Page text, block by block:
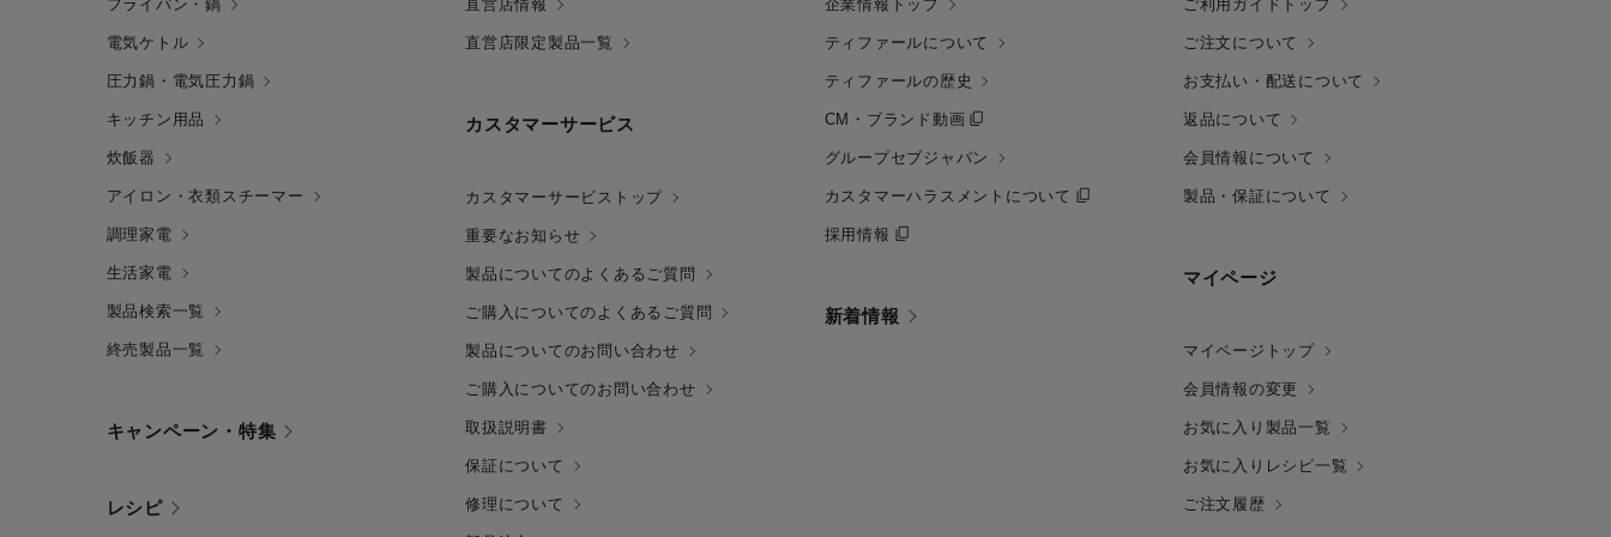
フライパン・鍋
電気ケトル
圧力鍋・電気圧力鍋
キッチン用品
炊飯器
アイロン・衣類スチーマー
調理家電
生活家電
製品検索一覧
終売製品一覧
キャンペーン・特集
レシピ
直営店情報
直営店限定製品一覧
カスタマーサービス
カスタマーサービストップ
重要なお知らせ
製品についてのよくあるご質問
ご購入についてのよくあるご質問
製品についてのお問い合わせ
ご購入についてのお問い合わせ
取扱説明書
保証について
修理について
企業情報トップ
ティファールについて
ティファールの歴史
CM・ブランド動画
グループセブジャパン
カスタマーハラスメントについて
採用情報
新着情報
ご利用ガイドトップ
ご注文について
お支払い・配送について
返品について
会員情報について
製品・保証について
マイページ
マイページトップ
会員情報の変更
お気に入り製品一覧
お気に入りレシピ一覧
ご注文履歴